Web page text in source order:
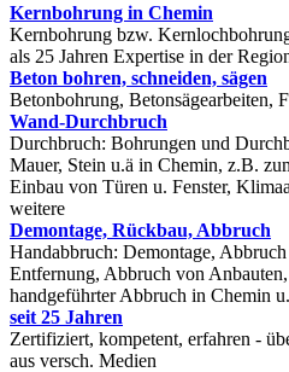
Kernbohrung in Chemin
Kernbohrung bzw.
als 25 Jahren Expertise in der
Beton bohren, schneiden, sägen
Betonbohrung, Betonsägearbeiten,
Wand-Durchbruch
Durchbruch: Bohrungen und
Mauer, Stein u.ä in Chemin, z.B.
Einbau von Türen u. Fenster,
weitere
Demontage, Rückbau, Abbruch
Handabbruch: Demontage,
Entfernung, Abbruch von
handgeführter Abbruch in Chemin
seit 25 Jahren
Zertifiziert, kompetent, erfahren -
aus versch. Medien